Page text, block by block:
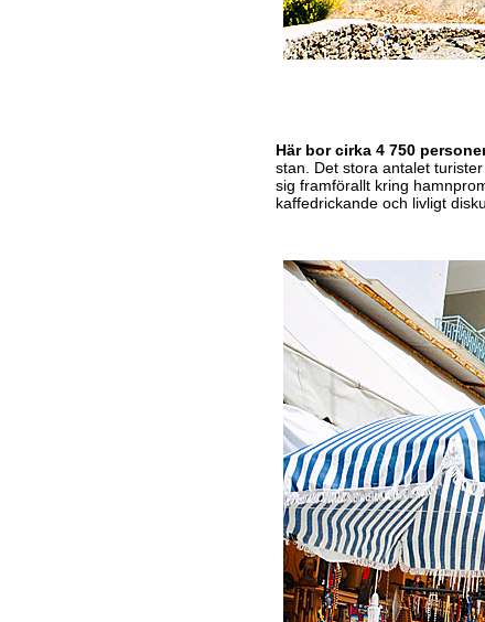
Här bor cirka 4 750
stan. Det stora antalet
sig framförallt kring
kaffedrickande och livligt